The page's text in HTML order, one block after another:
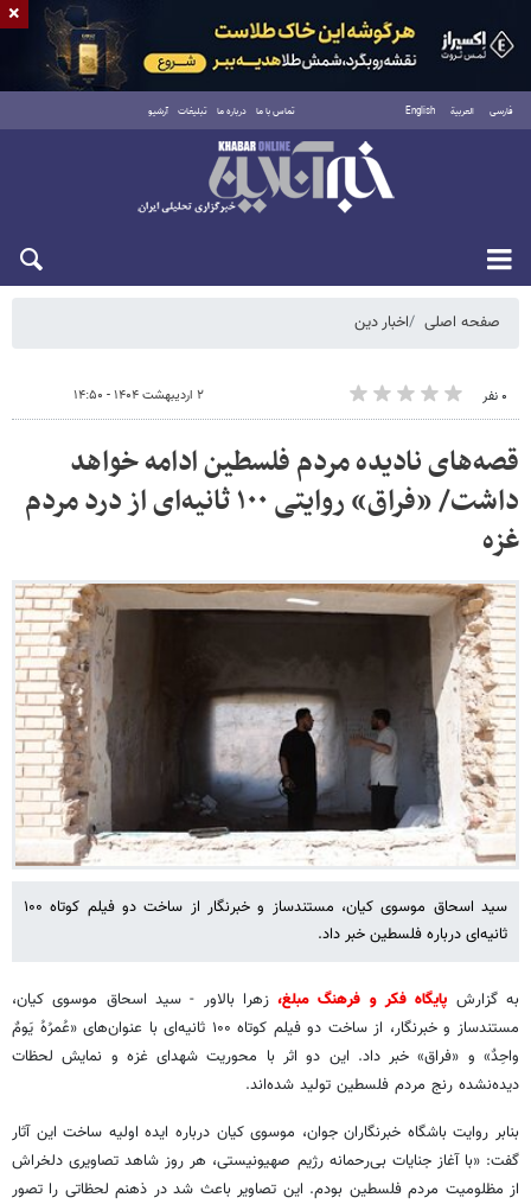
فارسی العربية English تماس با ما درباره ما تبلیغات آرشیو
شنبه ۱۷ مرداد ۱۴۰۵
صفحه اصلی اخبار دین
۰ نفر ۲ اردیبهشت ۱۴۰۴ - ۱۴:۵۰
قصه‌های نادیده مردم فلسطین ادامه خواهد
داشت/ «فراق» روایتی ۱۰۰ ثانیه‌ای از درد مردم
غزه
سید اسحاق موسوی کیان، مستندساز و خبرنگار از ساخت دو فیلم کوتاه ۱۰۰
ثانیه‌ای درباره فلسطین خبر داد.
به گزارش پایگاه فکر و فرهنگ مبلغ،زهرا بالاور - سید اسحاق موسوی کیان،
مستندساز و خبرنگار، از ساخت دو فیلم کوتاه ۱۰۰ ثانیه‌ای با عنوان‌های «عُمرُهُ یَومٌ
واحِدٌ» و «فراق» خبر داد. این دو اثر با محوریت شهدای غزه و نمایش لحظات
دیده‌نشده رنج مردم فلسطین تولید شده‌اند.
بنابر روایت باشگاه خبرنگاران جوان، موسوی کیان درباره ایده اولیه ساخت این آثار
گفت: «با آغاز جنایات بی‌رحمانه رژیم صهیونیستی، هر روز شاهد تصاویری دلخراش
از مظلومیت مردم فلسطین بودم. این تصاویر باعث شد در ذهنم لحظاتی را تصور
×